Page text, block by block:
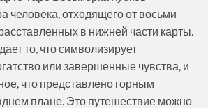
человека, отходящего от восьми
в нижней части карты.
то, что символизирует
или завершенные чувства, и
что представлено горным
плане. Это путешествие можно